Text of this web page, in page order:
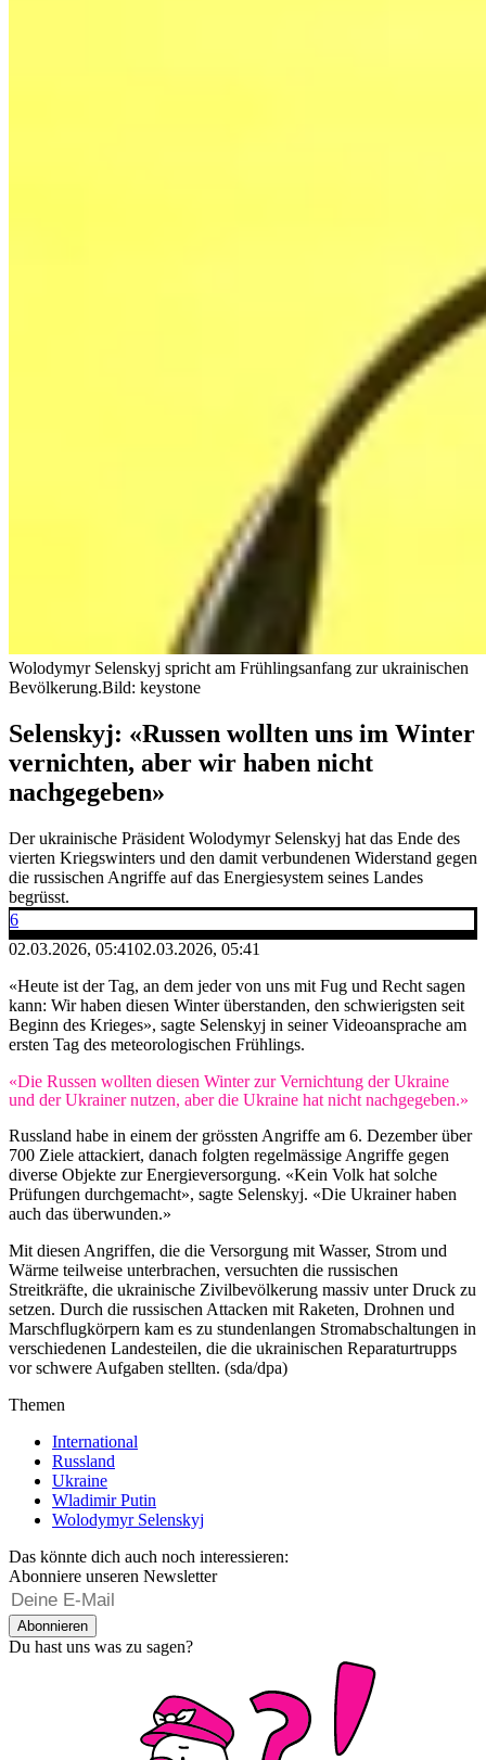
Wolodymyr Selenskyj spricht am Frühlingsanfang zur ukrainischen
Bevölkerung.Bild: keystone
Selenskyj: «Russen wollten uns im Winter
vernichten, aber wir haben nicht
nachgegeben»
Der ukrainische Präsident Wolodymyr Selenskyj hat das Ende des
vierten Kriegswinters und den damit verbundenen Widerstand gegen
die russischen Angriffe auf das Energiesystem seines Landes
begrüsst.
6
02.03.2026, 05:4102.03.2026, 05:41
«Heute ist der Tag, an dem jeder von uns mit Fug und Recht sagen
kann: Wir haben diesen Winter überstanden, den schwierigsten seit
Beginn des Krieges», sagte Selenskyj in seiner Videoansprache am
ersten Tag des meteorologischen Frühlings.
«Die Russen wollten diesen Winter zur Vernichtung der Ukraine
und der Ukrainer nutzen, aber die Ukraine hat nicht nachgegeben.»
Russland habe in einem der grössten Angriffe am 6. Dezember über
700 Ziele attackiert, danach folgten regelmässige Angriffe gegen
diverse Objekte zur Energieversorgung. «Kein Volk hat solche
Prüfungen durchgemacht», sagte Selenskyj. «Die Ukrainer haben
auch das überwunden.»
Mit diesen Angriffen, die die Versorgung mit Wasser, Strom und
Wärme teilweise unterbrachen, versuchten die russischen
Streitkräfte, die ukrainische Zivilbevölkerung massiv unter Druck zu
setzen. Durch die russischen Attacken mit Raketen, Drohnen und
Marschflugkörpern kam es zu stundenlangen Stromabschaltungen in
verschiedenen Landesteilen, die die ukrainischen Reparaturtrupps
vor schwere Aufgaben stellten. (sda/dpa)
Themen
International
Russland
Ukraine
Wladimir Putin
Wolodymyr Selenskyj
Das könnte dich auch noch interessieren:
Abonniere unseren Newsletter
Abonnieren
Du hast uns was zu sagen?